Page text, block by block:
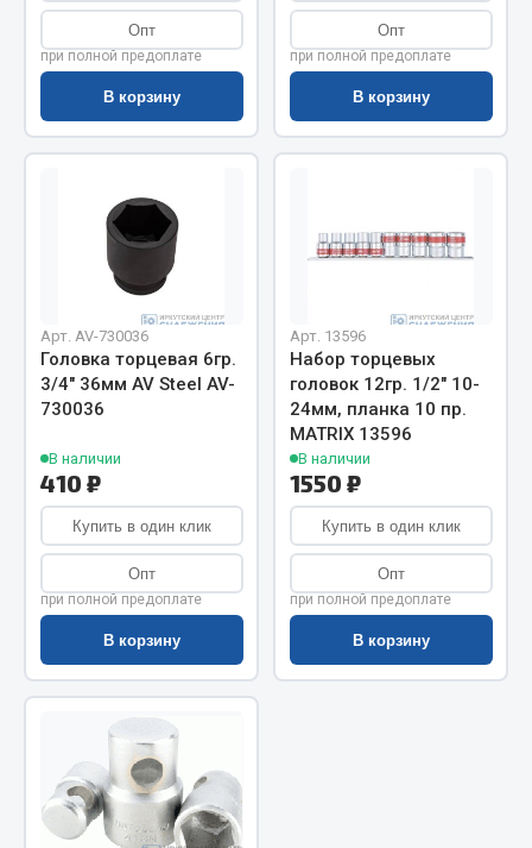
Весь раздел
Весь раздел
РТИ
Кольца уплотнительные
Лента конвейерная
Манжеты
Паронит
Прокладки
Рукава высокого давления
Показать ещё
Весь раздел
Автомобильная электрика
Автолампы
Блоки реле и предохранителей
Вилки нагрузочные
Выключатели и переключатели клавишные
Опт
при полной предоплате
В корзину
Опт
при полной предоплате
В корзину
Арт. AV-730036
Головка торцевая 6гр.
3/4" 36мм AV Steel AV-
730036
В наличии
410 ₽
Купить в один клик
Опт
при полной предоплате
В корзину
Арт. 13596
Набор торцевых
головок 12гр. 1/2" 10-
24мм, планка 10 пр.
MATRIX 13596
В наличии
1550 ₽
Купить в один клик
Опт
при полной предоплате
В корзину